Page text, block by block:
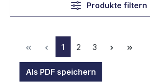
Produkte filtern
Seite
1 Seite
2 Seite
3
Als PDF speichern